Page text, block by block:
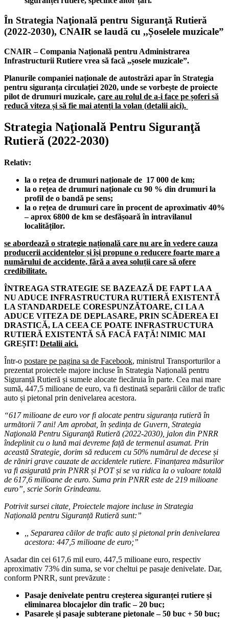
În Strategia Naţională pentru Siguranţă Rutieră
(2022-2030), CNAIR se laudă cu ,,Șoselele muzicale”
CNAIR – Compania Națională pentru Administrarea
Infrastructurii Rutiere vrea să facă „șosele muzicale”.
Planurile companiei naționale de autostrăzi apar în Strategia
pentru siguranța circulației 2020, unde se vorbește de proiecte
pilot de drumuri muzicale, care au rolul de a-i face pe șoferi să
reducă viteza și să fie mai atenți la volan (detalii aici).
Strategia Naţională Pentru Siguranţă
Rutieră (2022-2030)
Relativ:
la o rețea de drumuri naționale de 17 000 de km;
la o rețea de drumuri naționale cu 90 % din drumuri la
profil de o bandă pe sens;
la o rețea de drumuri care în procent de aproximativ 40%
– aprox 6800 de km se desfășoară în intravilanul
localităților.
se abordează o strategie națională care nu are în vedere cauza
producerii accidentelor și își propune o reducere foarte mare a
numărului de accidente, fără a avea soluții care să ofere
credibilitate.
ÎNTREAGA STRATEGIE SE BAZEAZĂ DE FAPT LA A
NU ADUCE INFRASTRUCTURA RUTIERĂ EXISTENTĂ
LA STANDARDELE CORESPUNZĂTOARE, CI LA A
ADUCE VITEZA DE DEPLASARE, PRIN SCĂDEREA EI
DRASTICĂ, LA CEEA CE POATE INFRASTRUCTURA
RUTIERĂ EXISTENTĂ SĂ FACĂ FAȚĂ! NIMIC MAI
GREȘIT! Detalii aici.
Într-o postare pe pagina sa de Facebook, ministrul Transporturilor a
prezentat proiectele majore incluse în Strategia Națională pentru
Siguranță Rutieră și sumele alocate fiecăruia în parte. Cea mai mare
sumă, 447,5 milioane de euro, va fi destinată separării căilor de trafic
auto și pietonal prin denivelarea acestora.
“617 milioane de euro vor fi alocate pentru siguranța rutieră în
următorii 7 ani! Am aprobat, în ședința de Guvern, Strategia
Naţională Pentru Siguranţă Rutieră (2022-2030), jalon din PNRR
îndeplinit cu o lună mai devreme față de termenul asumat. Prin
această Strategie, dorim să reducem cu 50% numărul de decese și
de răniri grave cauzate de accidentele rutiere. Finanțarea măsurilor
va fi asigurată prin PNRR și POT și se va ridica la o valoare totală
de 617,6 milioane de euro. Suma prin PNRR este de 219 milioane
euro”, scrie Sorin Grindeanu.
Potrivit sursei citate, Proiectele majore incluse in Strategia
Națională pentru Siguranță Rutieră sunt:”
,, Separarea căilor de trafic auto și pietonal prin denivelarea
acestora: 447,5 milioane de euro;”
Asadar din cei 617,6 mil euro, 447,5 milioane euro, respectiv
aproximativ 73% din suma, se vor cheltui pe pasaje denivelate. Dar,
conform PNRR, sunt prevăzute :
Pasaje denivelate pentru creșterea siguranței rutiere și
eliminarea blocajelor din trafic – 20 buc;
Pasarele și pasaje subterane pietonale – 50 buc + 50 buc;